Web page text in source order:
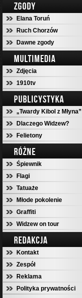
ZGODY
Elana Toruń
Ruch Chorzów
Dawne zgody
MULTIMEDIA
Zdjęcia
1910tv
PUBLICYSTYKA
„Twardy Kibol z Młyna”
Dlaczego Widzew?
Felietony
RÓŻNE
Śpiewnik
Flagi
Tatuaże
Młode pokolenie
Graffiti
Widzew on tour
REDAKCJA
Kontakt
Zespół
Reklama
Polityka prywatności